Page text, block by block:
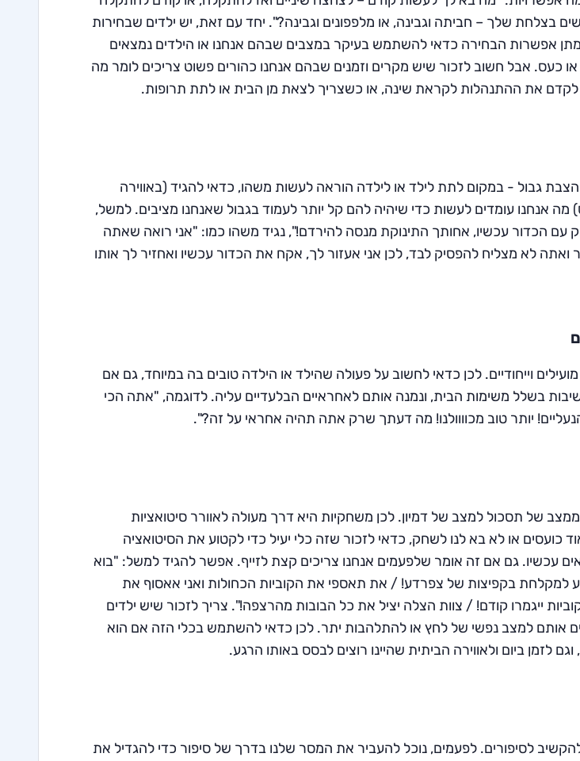
בצלחת שלך – חביתה וגבינה, או מלפפונים וגבינה?". יחד עם זאת, יש ילדים שבחירות
אפשרות הבחירה כדאי להשתמש בעיקר במצבים שבהם אנחנו או הילדים נמצאים
כעס. אבל חשוב לזכור שיש מקרים וזמנים שבהם אנחנו כהורים פשוט צריכים לומר מה
לקדם את ההתנהלות לקראת שינה, או כשצריך לצאת מן הבית או לתת תרופות.
גבול - במקום לתת לילד או לילדה הוראה לעשות משהו, כדאי להגיד (באווירה
אנחנו עומדים לעשות כדי שיהיה להם קל יותר לעמוד בגבול שאנחנו מציבים. למשל,
עם הכדור עכשיו, אחותך התינוקת מנסה להירדם!", נגיד משהו כמו: "אני רואה שאתה
לא מצליח להפסיק לבד, לכן אני אעזור לך, אקח את הכדור עכשיו ואחזיר לך אותו
וייחודיים. לכן כדאי לחשוב על פעולה שהילד או הילדה טובים בה במיוחד, גם אם
בשלל משימות הבית, ונמנה אותם לאחראיים הבלעדיים עליה. לדוגמה, "אתה הכי
יותר טוב מכוווולנו! מה דעתך שרק אתה תהיה אחראי על זה?".
של תסכול למצב של דמיון. לכן משחקיות היא דרך מעולה לאוורר סיטואציות
כועסים או לא בא לנו לשחק, כדאי לזכור שזה כלי יעיל כדי לקטוע את הסיטואציה
עכשיו. גם אם זה אומר שלפעמים אנחנו צריכים קצת לזייף. אפשר להגיד למשל: "בוא
למקלחת בקפיצות של צפרדע! / את תאספי את הקוביות הכחולות ואני אאסוף את
ייגמרו קודם! / צוות הצלה יציל את כל הבובות מהרצפה!". צריך לזכור שיש ילדים
אותם למצב נפשי של לחץ או להתלהבות יתר. לכן כדאי להשתמש בכלי הזה אם הוא
לזמן ביום ולאווירה הביתית שהיינו רוצים לבסס באותו הרגע.
להקשיב לסיפורים. לפעמים, נוכל להעביר את המסר שלנו בדרך של סיפור כדי להגדיל את